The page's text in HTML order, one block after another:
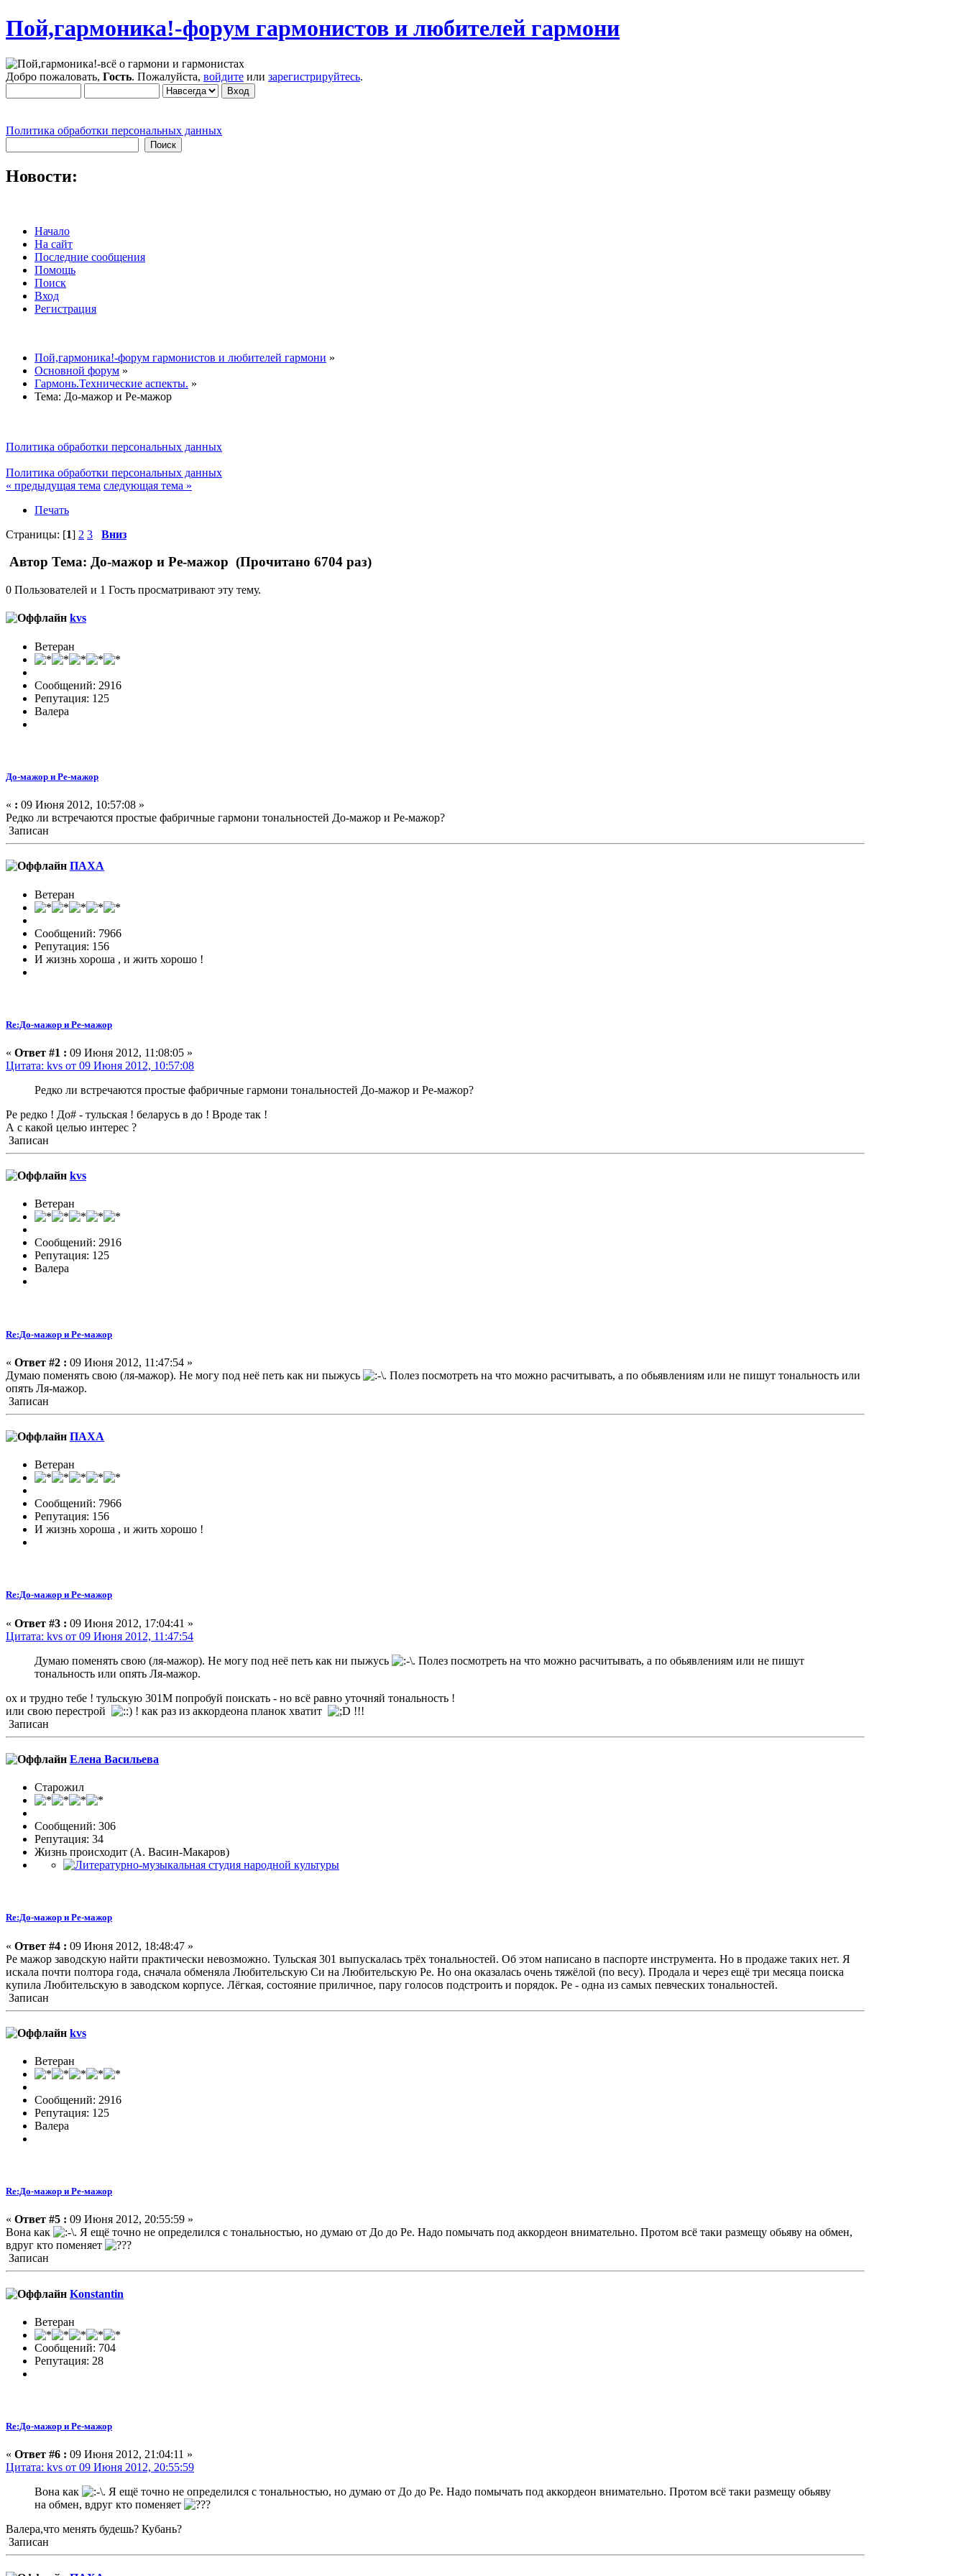
Пой,гармоника!-форум гармонистов и любителей гармони
Добро пожаловать, Гость. Пожалуйста, войдите или зарегистрируйтесь.
Политика обработки персональных данных
Новости:
Начало
На сайт
Последние сообщения
Помощь
Поиск
Вход
Регистрация
Пой,гармоника!-форум гармонистов и любителей гармони »
Основной форум »
Гармонь.Технические аспекты. »
Тема: До-мажор и Ре-мажор
Политика обработки персональных данных
Политика обработки персональных данных
« предыдущая тема следующая тема »
Печать
Страницы: [1] 2 3 Вниз
Автор Тема: До-мажор и Ре-мажор (Прочитано 6704 раз)
0 Пользователей и 1 Гость просматривают эту тему.
kvs
Ветеран
Сообщений: 2916
Репутация: 125
Валера
До-мажор и Ре-мажор
« : 09 Июня 2012, 10:57:08 »
Редко ли встречаются простые фабричные гармони тональностей До-мажор и Ре-мажор?
Записан
ПАХА
Ветеран
Сообщений: 7966
Репутация: 156
И жизнь хороша , и жить хорошо !
Re:До-мажор и Ре-мажор
« Ответ #1 : 09 Июня 2012, 11:08:05 »
Цитата: kvs от 09 Июня 2012, 10:57:08
Редко ли встречаются простые фабричные гармони тональностей До-мажор и Ре-мажор?
Ре редко ! До# - тульская ! беларусь в до ! Вроде так !
А с какой целью интерес ?
Записан
kvs
Ветеран
Сообщений: 2916
Репутация: 125
Валера
Re:До-мажор и Ре-мажор
« Ответ #2 : 09 Июня 2012, 11:47:54 »
Думаю поменять свою (ля-мажор). Не могу под неё петь как ни пыжусь
. Полез посмотреть на что можно расчитывать, а по обьявлениям или не пишут тональность или
опять Ля-мажор.
Записан
ПАХА
Ветеран
Сообщений: 7966
Репутация: 156
И жизнь хороша , и жить хорошо !
Re:До-мажор и Ре-мажор
« Ответ #3 : 09 Июня 2012, 17:04:41 »
Цитата: kvs от 09 Июня 2012, 11:47:54
Думаю поменять свою (ля-мажор). Не могу под неё петь как ни пыжусь
. Полез посмотреть на что можно расчитывать, а по обьявлениям или не пишут
тональность или опять Ля-мажор.
ох и трудно тебе ! тульскую 301М попробуй поискать - но всё равно уточняй тональность !
или свою перестрой
! как раз из аккордеона планок хватит
!!!
Записан
Елена Васильева
Старожил
Сообщений: 306
Репутация: 34
Жизнь происходит (А. Васин-Макаров)
Re:До-мажор и Ре-мажор
« Ответ #4 : 09 Июня 2012, 18:48:47 »
Ре мажор заводскую найти практически невозможно. Тульская 301 выпускалась трёх тональностей. Об этом написано в паспорте инструмента. Но в продаже таких нет. Я
искала почти полтора года, сначала обменяла Любительскую Си на Любительскую Ре. Но она оказалась очень тяжёлой (по весу). Продала и через ещё три месяца поиска
купила Любительскую в заводском корпусе. Лёгкая, состояние приличное, пару голосов подстроить и порядок. Ре - одна из самых певческих тональностей.
Записан
kvs
Ветеран
Сообщений: 2916
Репутация: 125
Валера
Re:До-мажор и Ре-мажор
« Ответ #5 : 09 Июня 2012, 20:55:59 »
Вона как
. Я ещё точно не определился с тональностью, но думаю от До до Ре. Надо помычать под аккордеон внимательно. Протом всё таки размещу обьяву на обмен,
вдруг кто поменяет
Записан
Konstantin
Ветеран
Сообщений: 704
Репутация: 28
Re:До-мажор и Ре-мажор
« Ответ #6 : 09 Июня 2012, 21:04:11 »
Цитата: kvs от 09 Июня 2012, 20:55:59
Вона как
. Я ещё точно не определился с тональностью, но думаю от До до Ре. Надо помычать под аккордеон внимательно. Протом всё таки размещу обьяву
на обмен, вдруг кто поменяет
Валера,что менять будешь? Кубань?
Записан